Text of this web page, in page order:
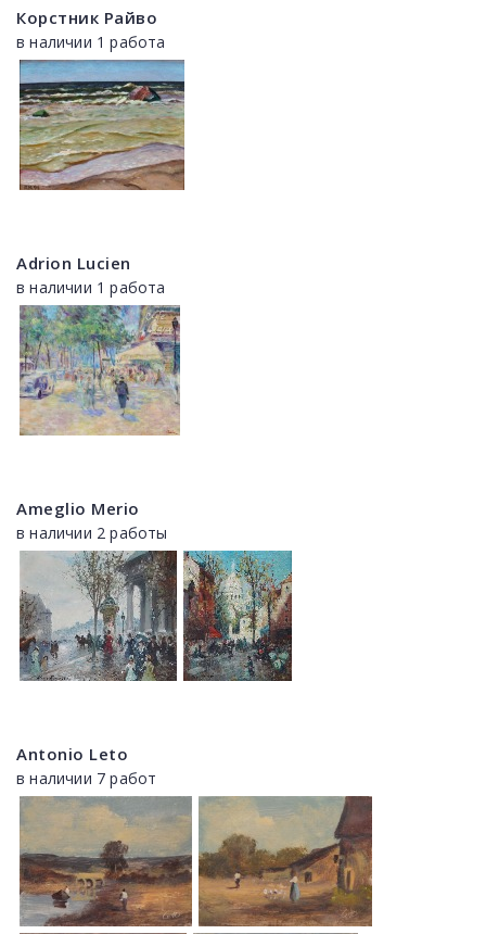
Корстник Райво
в наличии 1 работа
Adrion Lucien
в наличии 1 работа
Ameglio Merio
в наличии 2 работы
Antonio Leto
в наличии 7 работ